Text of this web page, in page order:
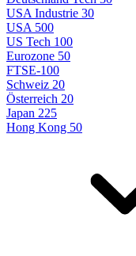
USA Industrie 30
USA 500
US Tech 100
Eurozone 50
FTSE-100
Schweiz 20
Österreich 20
Japan 225
Hong Kong 50